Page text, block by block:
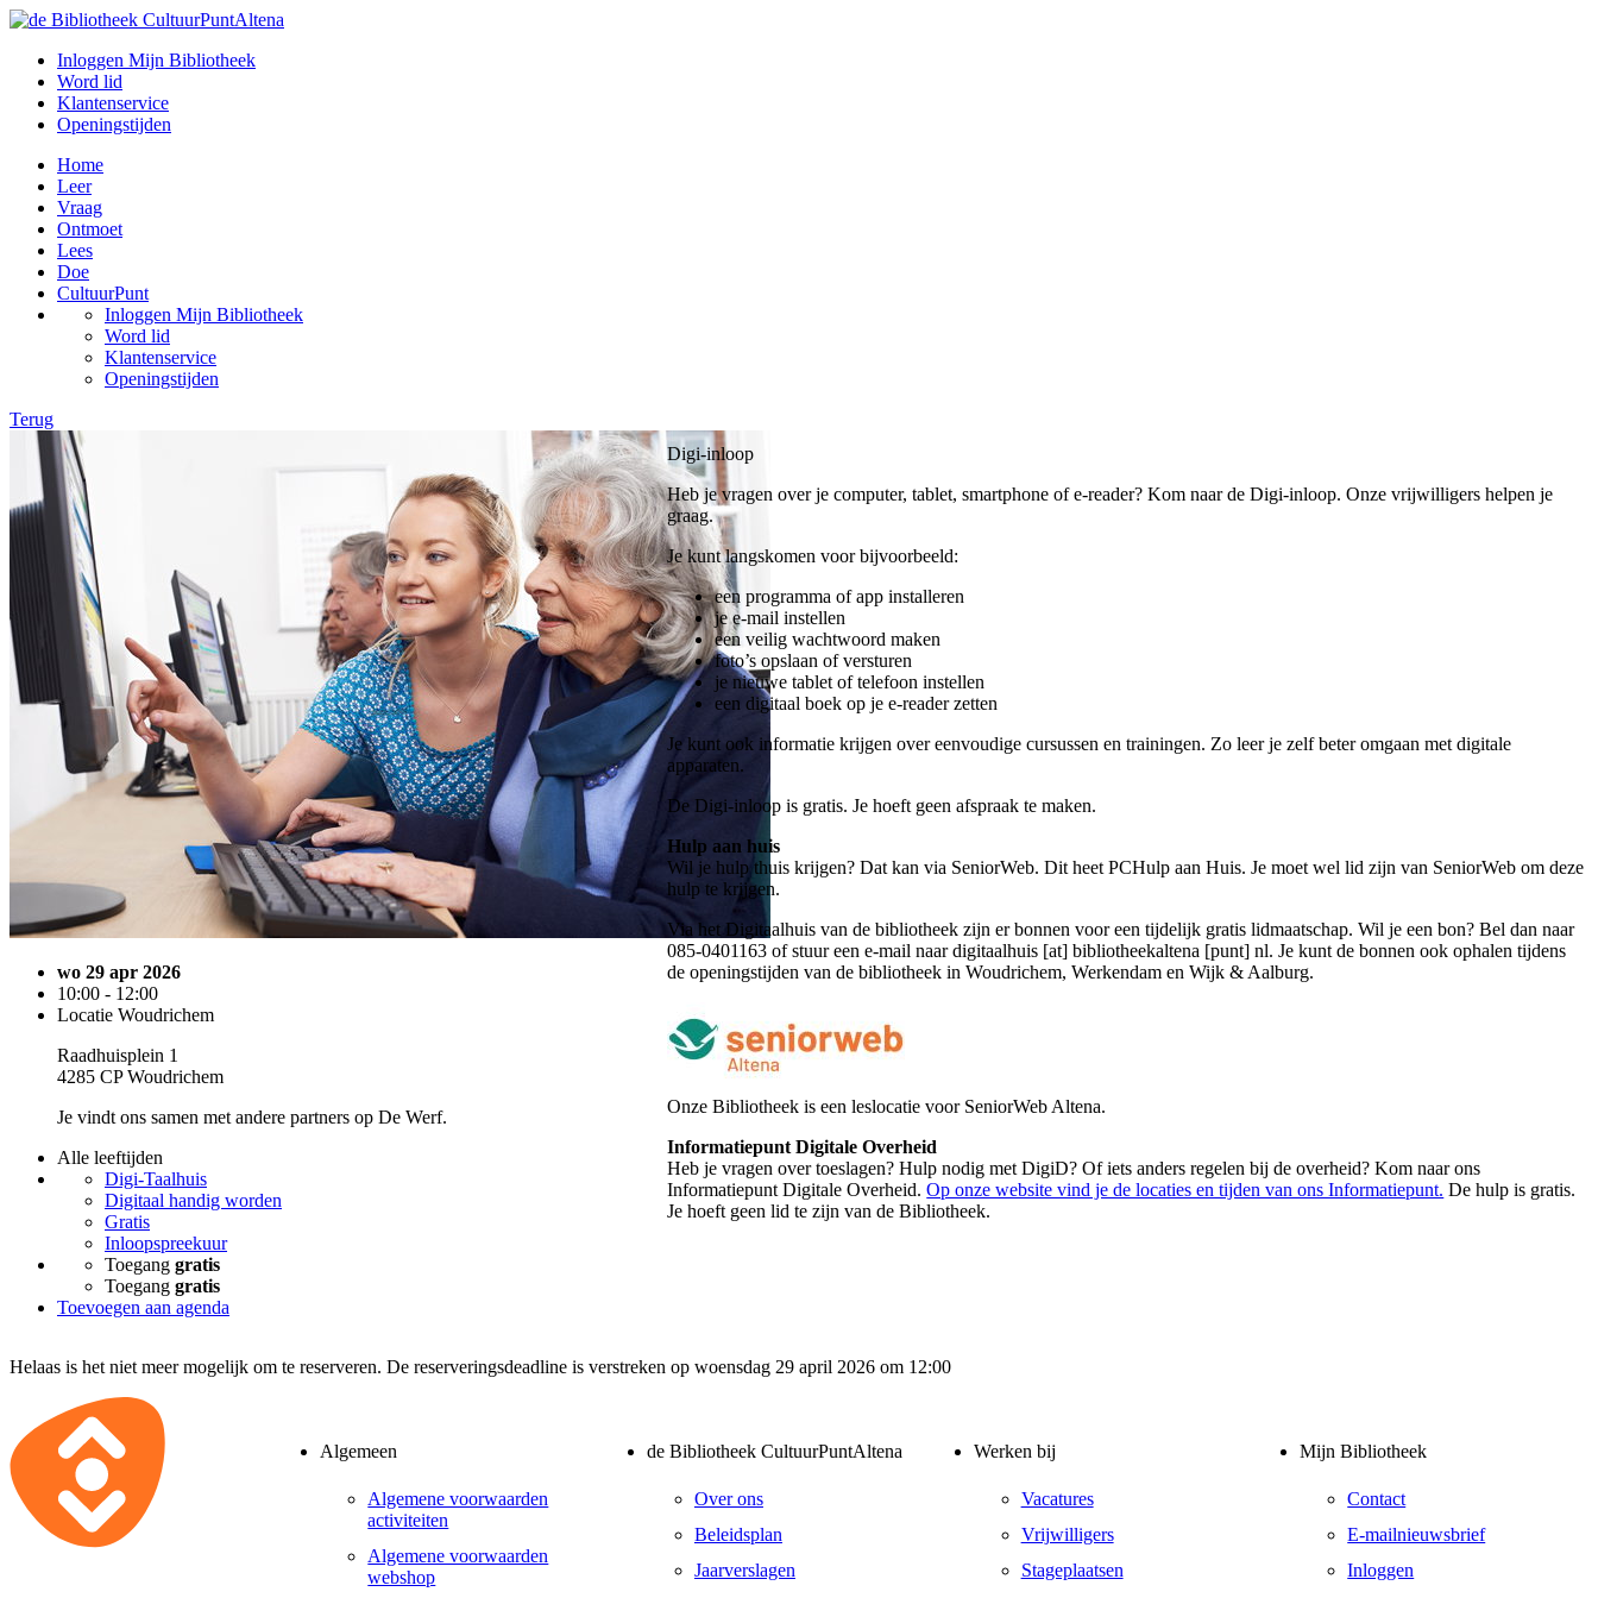
Inloggen Mijn Bibliotheek
Word lid
Klantenservice
Openingstijden
Home
Leer
Vraag
Ontmoet
Lees
Doe
CultuurPunt
Inloggen Mijn Bibliotheek
Word lid
Klantenservice
Openingstijden
Terug
wo 29 apr 2026
10:00 - 12:00
Locatie Woudrichem
Raadhuisplein 1
4285 CP Woudrichem
Je vindt ons samen met andere partners op De Werf.
Alle leeftijden
Digi-Taalhuis
Digitaal handig worden
Gratis
Inloopspreekuur
Toegang gratis
Toegang gratis
Toevoegen aan agenda
Digi-inloop
Heb je vragen over je computer, tablet, smartphone of e-reader? Kom naar de Digi-inloop. Onze vrijwilligers helpen je
graag.
Je kunt langskomen voor bijvoorbeeld:
een programma of app installeren
je e-mail instellen
een veilig wachtwoord maken
foto’s opslaan of versturen
je nieuwe tablet of telefoon instellen
een digitaal boek op je e-reader zetten
Je kunt ook informatie krijgen over eenvoudige cursussen en trainingen. Zo leer je zelf beter omgaan met digitale
apparaten.
De Digi-inloop is gratis. Je hoeft geen afspraak te maken.
Hulp aan huis
Wil je hulp thuis krijgen? Dat kan via SeniorWeb. Dit heet PCHulp aan Huis. Je moet wel lid zijn van SeniorWeb om deze
hulp te krijgen.
Via het Digitaalhuis van de bibliotheek zijn er bonnen voor een tijdelijk gratis lidmaatschap. Wil je een bon? Bel dan naar
085-0401163 ofstuur een e-mail naardigitaalhuis [at] bibliotheekaltena [punt] nl. Je kunt de bonnen ook ophalen tijdens
de openingstijden van de bibliotheek in Woudrichem, Werkendam en Wijk & Aalburg.
Onze Bibliotheek is een leslocatie voor SeniorWeb Altena.
Informatiepunt Digitale Overheid
Heb je vragen over toeslagen? Hulp nodig met DigiD? Of iets anders regelen bij de overheid? Kom naar ons
Informatiepunt Digitale Overheid.Op onze website vind je de locaties en tijden van ons Informatiepunt. De hulp is gratis.
Je hoeft geen lid te zijn van de Bibliotheek.
Helaas is het niet meer mogelijk om te reserveren. De reserveringsdeadline is verstreken op woensdag 29 april 2026 om 12:00
Algemeen
Algemene voorwaarden
activiteiten
Algemene voorwaarden
webshop
de Bibliotheek CultuurPuntAltena
Over ons
Beleidsplan
Jaarverslagen
Werken bij
Vacatures
Vrijwilligers
Stageplaatsen
Mijn Bibliotheek
Contact
E-mailnieuwsbrief
Inloggen